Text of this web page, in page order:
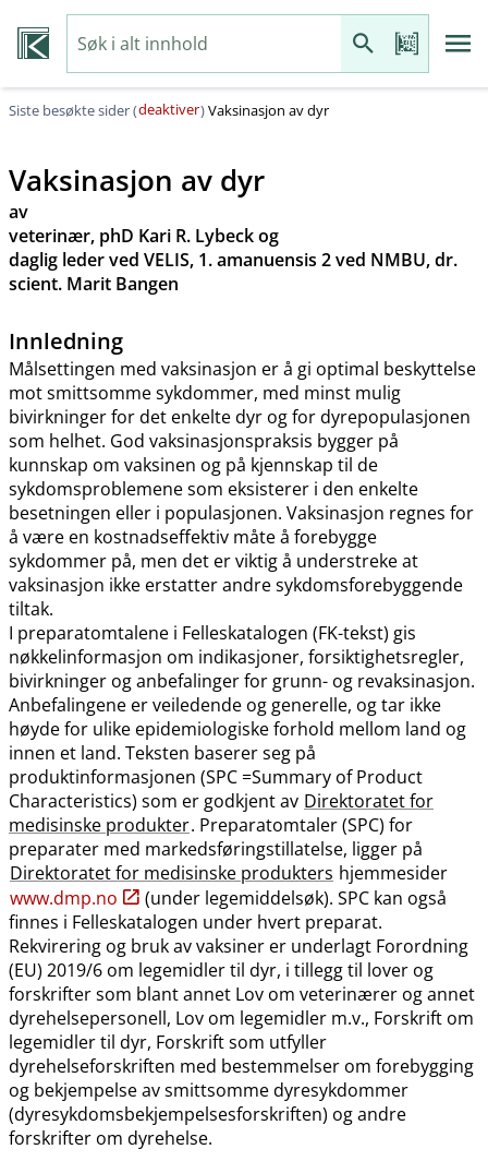
Siste besøkte sider (deaktiver)Vaksinasjon av dyr
Vaksinasjon av dyr
av
veterinær, phD Kari R. Lybeck og
daglig leder ved VELIS, 1. amanuensis 2 ved NMBU, dr.
scient. Marit Bangen
Innledning
Målsettingen med vaksinasjon er å gi optimal beskyttelse
mot smittsomme sykdommer, med minst mulig
bivirkninger for det enkelte dyr og for dyrepopulasjonen
som helhet. God vaksinasjonspraksis bygger på
kunnskap om vaksinen og på kjennskap til de
sykdomsproblemene som eksisterer i den enkelte
besetningen eller i populasjonen. Vaksinasjon regnes for
å være en kostnadseffektiv måte å forebygge
sykdommer på, men det er viktig å understreke at
vaksinasjon ikke erstatter andre sykdomsforebyggende
tiltak.
I preparatomtalene i Felleskatalogen (FK-tekst) gis
nøkkelinformasjon om indikasjoner, forsiktighetsregler,
bivirkninger og anbefalinger for grunn- og revaksinasjon.
Anbefalingene er veiledende og generelle, og tar ikke
høyde for ulike epidemiologiske forhold mellom land og
innen et land. Teksten baserer seg på
produktinformasjonen (SPC =Summary of Product
Characteristics) som er godkjent av Direktoratet for
medisinske produkter. Preparatomtaler (SPC) for
preparater med markedsføringstillatelse, ligger på
Direktoratet for medisinske produkters hjemmesider
www.dmp.no
(under legemiddelsøk). SPC kan også
finnes i Felleskatalogen under hvert preparat.
Rekvirering og bruk av vaksiner er underlagt Forordning
(EU) 2019/6 om legemidler til dyr, i tillegg til lover og
forskrifter som blant annet Lov om veterinærer og annet
dyrehelsepersonell, Lov om legemidler m.v., Forskrift om
legemidler til dyr, Forskrift som utfyller
dyrehelseforskriften med bestemmelser om forebygging
og bekjempelse av smittsomme dyresykdommer
(dyresykdomsbekjempelsesforskriften) og andre
forskrifter om dyrehelse.